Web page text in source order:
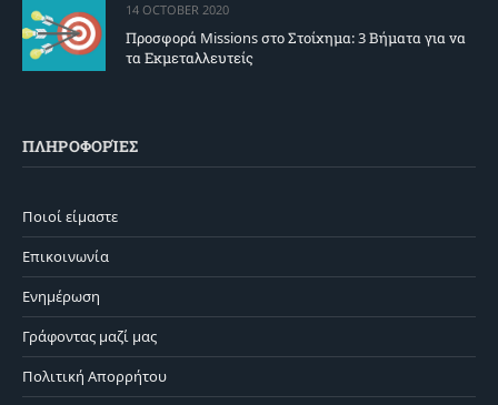
14 OCTOBER 2020
Προσφορά Missions στο Στοίχημα: 3 Βήματα για να
τα Εκμεταλλευτείς
ΠΛΗΡΟΦΟΡΊΕΣ
Ποιοί είμαστε
Επικοινωνία
Ενημέρωση
Γράφοντας μαζί μας
Πολιτική Απορρήτου